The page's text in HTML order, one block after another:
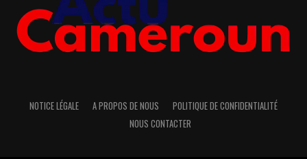
NOTICE LÉGALE A PROPOS DE NOUS
POLITIQUE DE CONFIDENTIALITÉ
NOUS CONTACTER